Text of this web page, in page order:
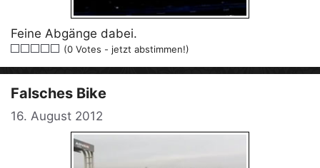
Feine Abgänge dabei.
(0 Votes - jetzt abstimmen!)
Falsches Bike
16. August 2012